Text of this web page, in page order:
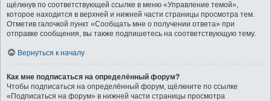
щёлкнув по соответствующей ссылке в меню «Управление темой»,
которое находится в верхней и нижней части страницы просмотра тем.
Отметив галочкой пункт «Сообщать мне о получении ответа» при
отправке сообщения, вы также подпишетесь на соответствующую тему.
Вернуться к началу
Как мне подписаться на определённый форум?
Чтобы подписаться на определённый форум, щёлкните по ссылке
«Подписаться на форум» в нижней части страницы просмотра